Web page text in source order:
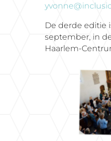
De derde editie
september, in
Haarlem-